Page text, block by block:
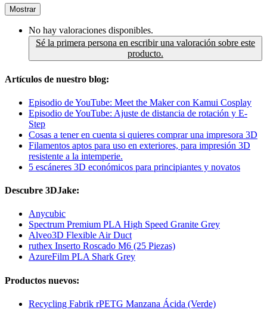
Mostrar
No hay valoraciones disponibles.
Sé la primera persona en escribir una valoración sobre este
producto.
Artículos de nuestro blog:
Episodio de YouTube: Meet the Maker con Kamui Cosplay
Episodio de YouTube: Ajuste de distancia de rotación y E-
Step
Cosas a tener en cuenta si quieres comprar una impresora 3D
Filamentos aptos para uso en exteriores, para impresión 3D
resistente a la intemperie.
5 escáneres 3D económicos para principiantes y novatos
Descubre 3DJake:
Anycubic
Spectrum Premium PLA High Speed Granite Grey
Alveo3D Flexible Air Duct
ruthex Inserto Roscado M6 (25 Piezas)
AzureFilm PLA Shark Grey
Productos nuevos:
Recycling Fabrik rPETG Manzana Ácida (Verde)